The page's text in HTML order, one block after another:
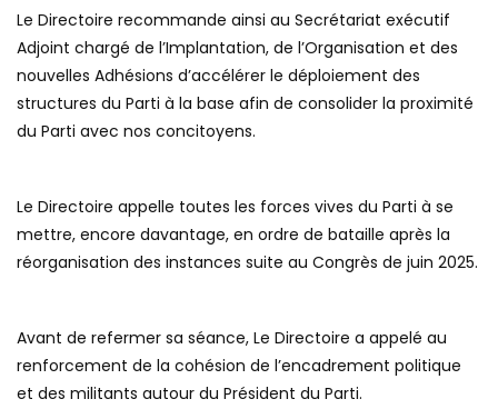
Le Directoire recommande ainsi au Secrétariat exécutif
Adjoint chargé de l’Implantation, de l’Organisation et des
nouvelles Adhésions d’accélérer le déploiement des
structures du Parti à la base afin de consolider la proximité
du Parti avec nos concitoyens.
Le Directoire appelle toutes les forces vives du Parti à se
mettre, encore davantage, en ordre de bataille après la
réorganisation des instances suite au Congrès de juin 2025.
Avant de refermer sa séance, Le Directoire a appelé au
renforcement de la cohésion de l’encadrement politique
et des militants autour du Président du Parti.